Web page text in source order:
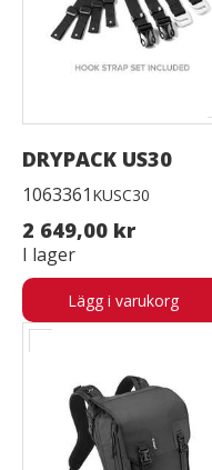
DRYPACK US30
1063361 KUSC30
2 649,00 kr
I lager
Lägg i varukorg